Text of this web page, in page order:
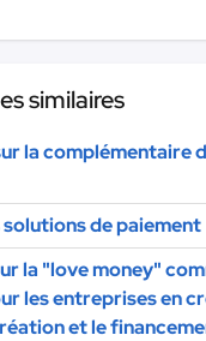
similaires
la complémentaire
solutions de paiement
la "love money"
les entreprises en
et le